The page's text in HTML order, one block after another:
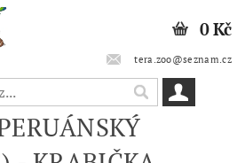
tera.zoo@seznam.cz
0 Kč